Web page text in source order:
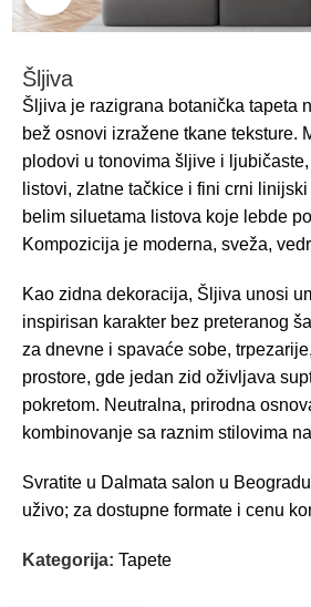
Šljiva
Šljiva je razigrana botanička tapeta
bež osnovi izražene tkane teksture.
plodovi u tonovima šljive i
listovi, zlatne tačkice i fini crni
belim siluetama listova koje lebde
Kompozicija je moderna, sveža,
Kao zidna dekoracija, Šljiva unosi
inspirisan karakter bez preteranog
za dnevne i spavaće sobe,
prostore, gde jedan zid oživljava
pokretom. Neutralna, prirodna
kombinovanje sa raznim stilovima
Svratite u Dalmata salon u
uživo; za dostupne formate i cenu
Kategorija: Tapete